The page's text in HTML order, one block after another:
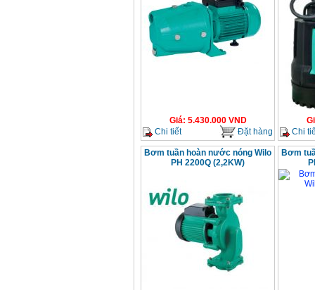
Giá: 5.430.000VND
Chi tiết
Đặt hàng
Chi
Bơm tuần hoàn nước nóng Wilo
PH 2200Q (2,2KW)
Bơm